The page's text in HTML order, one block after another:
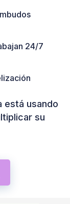
24/7
está usando
su